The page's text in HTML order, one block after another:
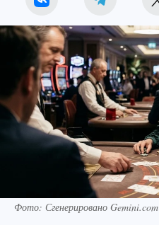
Фото: Сгенерировано Gemini.com